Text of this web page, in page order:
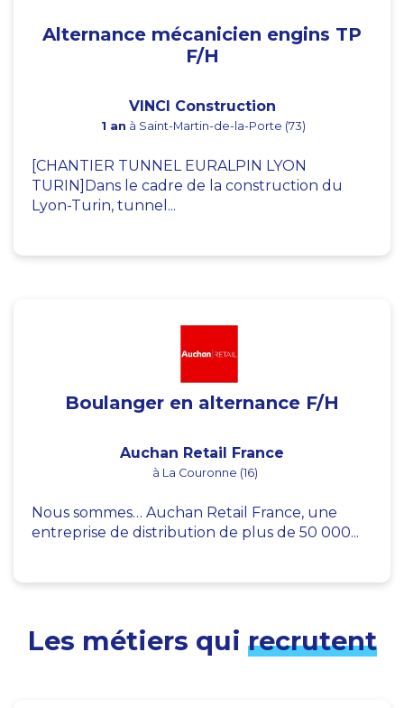
Alternance mécanicien engins TP
F/H
VINCI Construction
1 an à Saint-Martin-de-la-Porte (73)
[CHANTIER TUNNEL EURALPIN LYON
TURIN]Dans le cadre de la construction du
Lyon-Turin, tunnel...
Boulanger en alternance F/H
Auchan Retail France
à La Couronne (16)
Nous sommes… Auchan Retail France, une
entreprise de distribution de plus de 50 000...
Les métiers qui recrutent